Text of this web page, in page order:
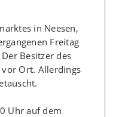
in Neesen,
Freitag
Besitzer des
vor Ort. Allerdings
Uhr auf dem